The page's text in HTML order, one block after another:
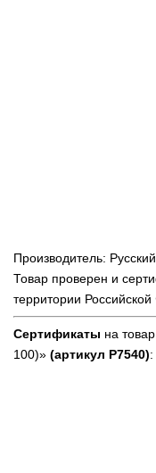
Производитель:
Товар проверен и
территории
Сертификаты на
100)» (артикул Р7540):